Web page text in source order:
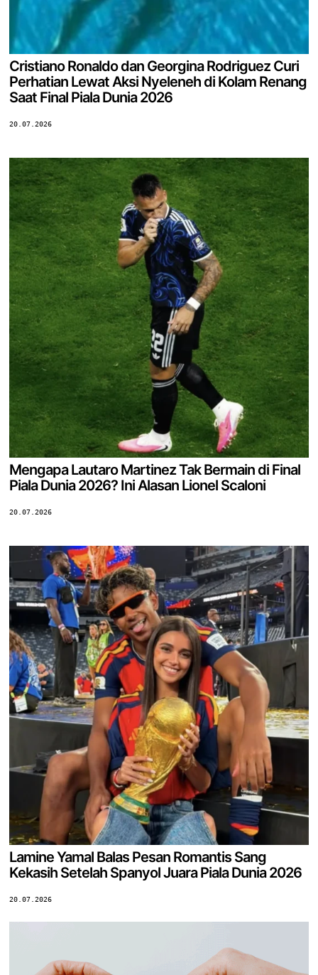
Cristiano Ronaldo dan Georgina Rodriguez Curi
Perhatian Lewat Aksi Nyeleneh di Kolam Renang
Saat Final Piala Dunia 2026
20.07.2026
Mengapa Lautaro Martinez Tak Bermain di Final
Piala Dunia 2026? Ini Alasan Lionel Scaloni
20.07.2026
Lamine Yamal Balas Pesan Romantis Sang
Kekasih Setelah Spanyol Juara Piala Dunia 2026
20.07.2026